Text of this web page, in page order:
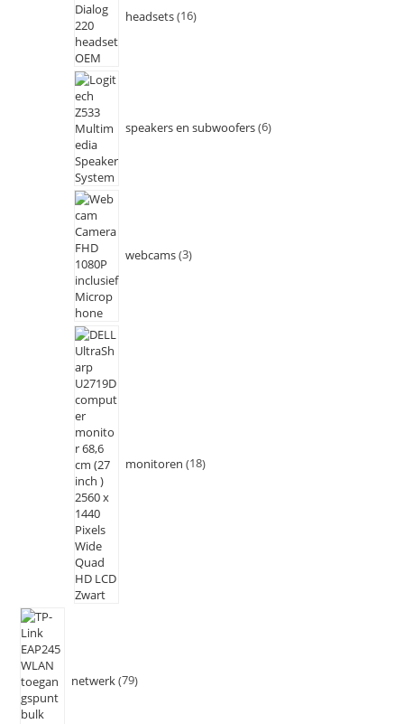
headsets 16
speakers en subwoofers 6
webcams 3
monitoren 18
netwerk 79